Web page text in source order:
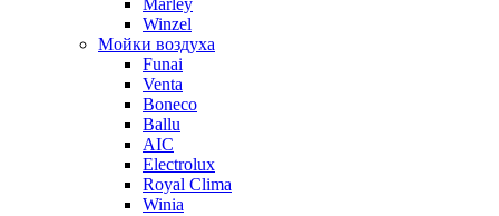
Marley
Winzel
Мойки воздуха
Funai
Venta
Boneco
Ballu
AIC
Electrolux
Royal Clima
Winia